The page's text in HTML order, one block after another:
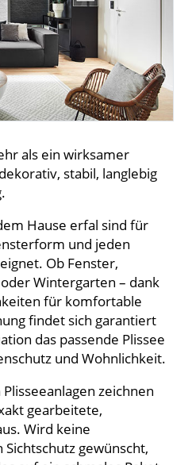
als ein wirksamer
stabil, langlebig
Hause erfal sind für
und jeden
Ob Fenster,
Wintergarten – dank
für komfortable
findet sich garantiert
das passende Plissee
und Wohnlichkeit.
zeichnen
gearbeitete,
Wird keine
gewünscht,